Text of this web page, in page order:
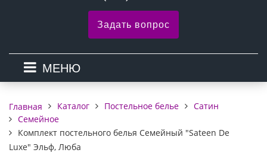
Задать вопрос
МЕНЮ
Главная Каталог Постельное белье
Сатин
Семейное
Комплект постельного белья Семейный "Sateen De
Luxe" Эльф, Люба